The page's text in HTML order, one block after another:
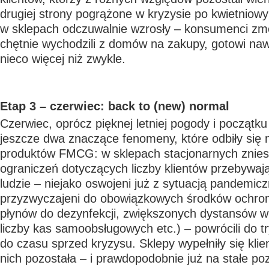
drugiej strony pogrążone w kryzysie po
w sklepach odczuwalnie wzrosły – konsumenci
chętnie wychodzili z domów na zakupy, gotowi
nieco więcej niż zwykle.
Etap 3 – czerwiec: back to (new) normal
Czerwiec, oprócz pięknej letniej pogody i początku
jeszcze dwa znaczące fenomeny, które odbiły się
produktów FMCG: w sklepach stacjonarnych
ograniczeń dotyczących liczby klientów
ludzie – niejako oswojeni już z sytuacją
przyzwyczajeni do obowiązkowych środków
płynów do dezynfekcji, zwiększonych dystansów
liczby kas samoobsługowych etc.) – powrócili do
do czasu sprzed kryzysu. Sklepy wypełniły się
nich pozostała – i prawdopodobnie już na stałe